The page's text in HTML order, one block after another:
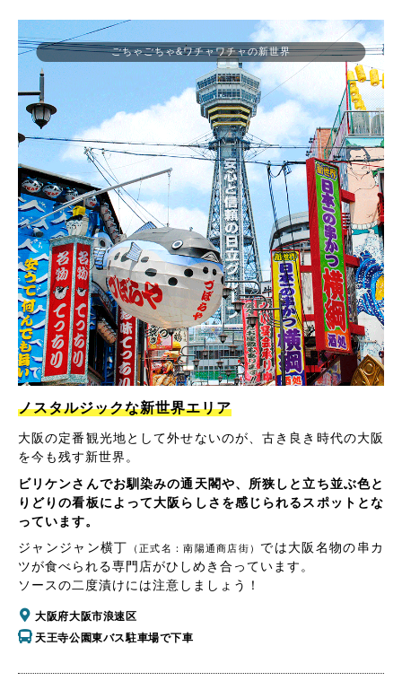
ごちゃごちゃ&ワチャワチャの新世界
ノスタルジックな新世界エリア
大阪の定番観光地として外せないのが、古き良き時代の大阪
を今も残す新世界。
ビリケンさんでお馴染みの通天閣や、所狭しと立ち並ぶ色と
りどりの看板によって大阪らしさを感じられるスポットとな
っています。
ジャンジャン横丁
（正式名：南陽通商店街） では大阪名物の串カ
ツが食べられる専門店がひしめき合っています。
ソースの二度漬けには注意しましょう！
大阪府大阪市浪速区
天王寺公園東バス駐車場で下車